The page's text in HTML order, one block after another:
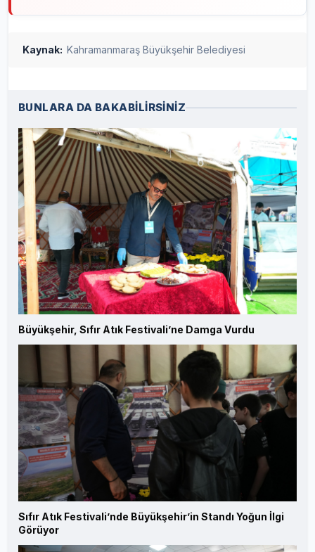
Kaynak: Kahramanmaraş Büyükşehir Belediyesi
BUNLARA DA BAKABİLİRSİNİZ
Büyükşehir, Sıfır Atık Festivali’ne Damga Vurdu
Sıfır Atık Festivali’nde Büyükşehir’in Standı Yoğun İlgi
Görüyor